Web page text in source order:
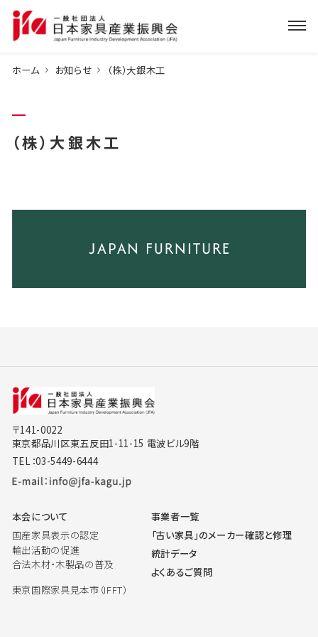
ホーム お知らせ （株）大銀木工
（株）大銀木工
〒141-0022
東京都品川区東五反田1-11-15 電波ビル9階
TEL：03-5449-6444
本会について
国産家具表示の認定
輸出活動の促進
合法木材・木製品の普及
東京国際家具見本市（IFFT）
事業者一覧
「古い家具」のメーカー確認と修理
統計データ
よくあるご質問